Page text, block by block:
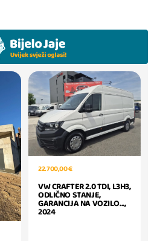
22.700,00 €
VW CRAFTER 2.0 TDI, L3H3,
ODLIČNO STANJE,
GARANCIJA NA VOZILO...,
2024